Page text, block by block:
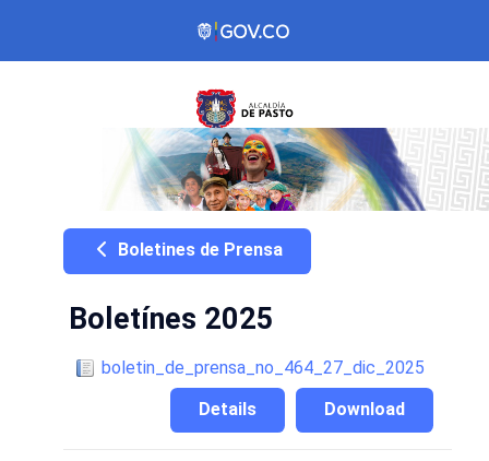
Boletines de Prensa
Boletínes 2025
boletin_de_prensa_no_464_27_dic_2025
Download
Details